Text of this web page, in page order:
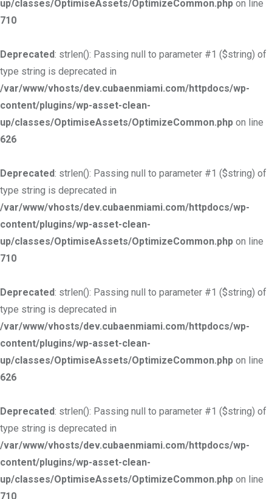
up/classes/OptimiseAssets/OptimizeCommon.php on line
710
Deprecated: strlen(): Passing null to parameter #1 ($string) of
type string is deprecated in
/var/www/vhosts/dev.cubaenmiami.com/httpdocs/wp-
content/plugins/wp-asset-clean-
up/classes/OptimiseAssets/OptimizeCommon.php on line
626
Deprecated: strlen(): Passing null to parameter #1 ($string) of
type string is deprecated in
/var/www/vhosts/dev.cubaenmiami.com/httpdocs/wp-
content/plugins/wp-asset-clean-
up/classes/OptimiseAssets/OptimizeCommon.php on line
710
Deprecated: strlen(): Passing null to parameter #1 ($string) of
type string is deprecated in
/var/www/vhosts/dev.cubaenmiami.com/httpdocs/wp-
content/plugins/wp-asset-clean-
up/classes/OptimiseAssets/OptimizeCommon.php on line
626
Deprecated: strlen(): Passing null to parameter #1 ($string) of
type string is deprecated in
/var/www/vhosts/dev.cubaenmiami.com/httpdocs/wp-
content/plugins/wp-asset-clean-
up/classes/OptimiseAssets/OptimizeCommon.php on line
710